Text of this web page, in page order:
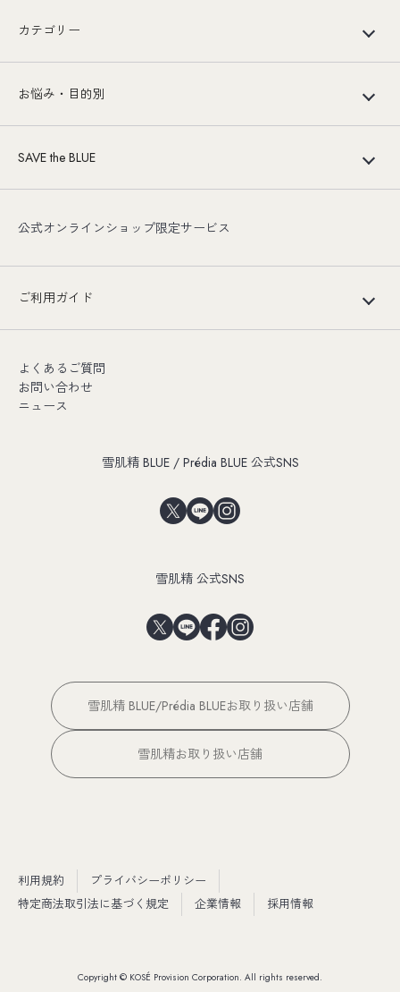
カテゴリー
お悩み・目的別
SAVE the BLUE
公式オンラインショップ限定サービス
ご利用ガイド
よくあるご質問
お問い合わせ
ニュース
雪肌精 BLUE / Prédia BLUE 公式SNS
雪肌精 公式SNS
雪肌精 BLUE/Prédia BLUEお取り扱い店舗
雪肌精お取り扱い店舗
利用規約
プライバシーポリシー
特定商法取引法に基づく規定
企業情報 採用情報
Copyright © KOSÉ Provision Corporation. All rights reserved.